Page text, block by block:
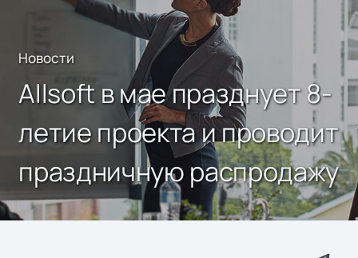
Новости
Allsoft в мае празднует 8-
летие проекта и проводит
праздничную распродажу